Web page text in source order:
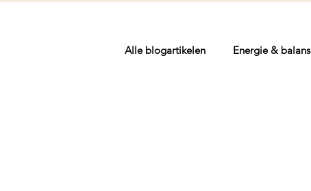
Alle blogartikelen Energie & balans